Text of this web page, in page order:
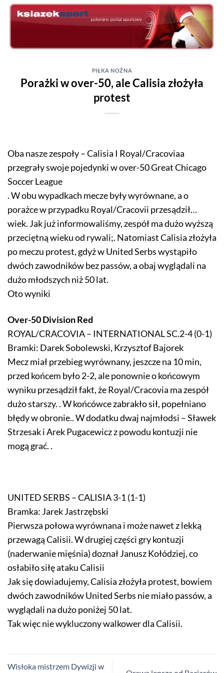
Skip
PIŁKA NOŻNA
Porażki w over-50, ale Calisia złożyła
protest
Oba nasze zespoły – Calisia I Royal/Cracoviaa
przegrały swoje pojedynki w over-50 Great Chicago
Soccer League
. W obu wypadkach mecze były wyrównane, a o
porażce w przypadku Royal/Cracovii przesądził…
wiek. Jak już informowaliśmy, zespół ma dużo wyższą
przeciętną wieku od rywali;. Natomiast Calisia złożyła
po meczu protest, gdyż w United Serbs wystąpiło
dwóch zawodników bez passów, a obaj wyglądali na
dużo młodszych niż 50 lat.
Oto wyniki
Over-50 Division Red
ROYAL/CRACOVIA – INTERNATIONAL SC.2-4 (0-1)
Bramki: Darek Sobolewski, Krzysztof Bajorek
Mecz miał przebieg wyrównany, jeszcze na 10 min,
przed końcem było 2-2, ale ponownie o końcowym
wyniku przesądził fakt, że Royal/Cracovia ma zespół
dużo starszy. . W końcówce zabrakło sił, popełniano
błędy w obronie.. W dodatku dwaj najmłodsi – Sławek
Strzesak i Arek Pugacewicz z powodu kontuzji nie
mogą grać. .
UNITED SERBS – CALISIA 3-1 (1-1)
Bramka: Jarek Jastrzębski
Pierwsza połowa wyrównana i może nawet z lekką
przewagą Calisii. W drugiej części gry kontuzji
(naderwanie mięśnia) doznał Janusz Kołódziej, co
osłabiło siłę ataku Calisii
Jak się dowiadujemy, Calisia złożyła protest, bowiem
dwóch zawodników United Serbs nie miało passów, a
wyglądali na dużo poniżej 50 lat.
Tak więc nie wykluczony walkower dla Calisii.
Wisłoka mistrzem Dywizji w